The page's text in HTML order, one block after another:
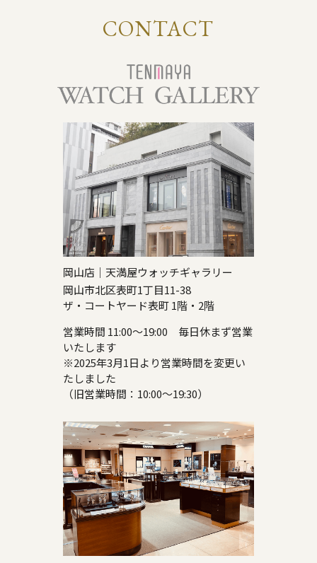
CONTACT
岡山店｜天満屋ウォッチギャラリー
岡山市北区表町1丁目11-38
ザ・コートヤード表町 1階・2階
営業時間 11:00～19:00 毎日休まず営業
いたします
※2025年3月1日より営業時間を変更い
たしました
（旧営業時間：10:00～19:30）